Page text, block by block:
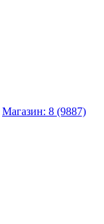
Магазин: 8 (9887)